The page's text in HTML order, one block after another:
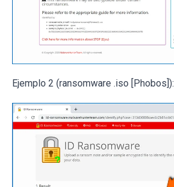
Ejemplo 2 (ransomware .iso [Phobos]):